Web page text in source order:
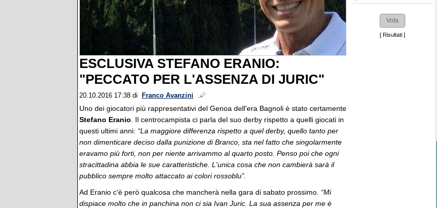
ESCLUSIVA STEFANO ERANIO:
"PECCATO PER L'ASSENZA DI JURIC"
20.10.2016 17:38 di Franco Avanzini
Uno dei giocatori più rappresentativi del Genoa dell'era Bagnoli è stato certamente
Stefano Eranio . Il centrocampista ci parla del suo derby rispetto a quelli giocati in
questi ultimi anni: “La maggiore differenza rispetto a quel derby, quello tanto per
non dimenticare deciso dalla punizione di Branco, sta nel fatto che singolarmente
eravamo più forti, non per niente arrivammo al quarto posto. Penso poi che ogni
stracittadina abbia le sue caratteristiche. L'unica cosa che non cambierà sarà il
pubblico sempre molto attaccato ai colori rossoblu”.
Ad Eranio c'è però qualcosa che mancherà nella gara di sabato prossimo. “Mi
dispiace molto che in panchina non ci sia Ivan Juric. La sua assenza per me è
[ Risultati ]